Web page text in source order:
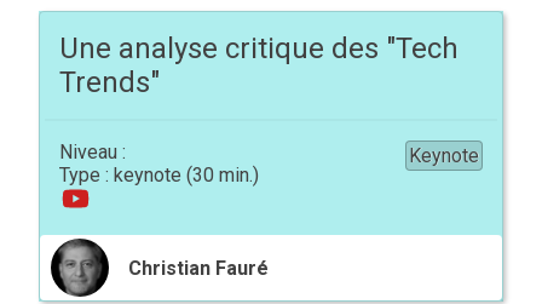
Une analyse critique des "Tech
Trends"
Keynote
keynote
Christian Fauré